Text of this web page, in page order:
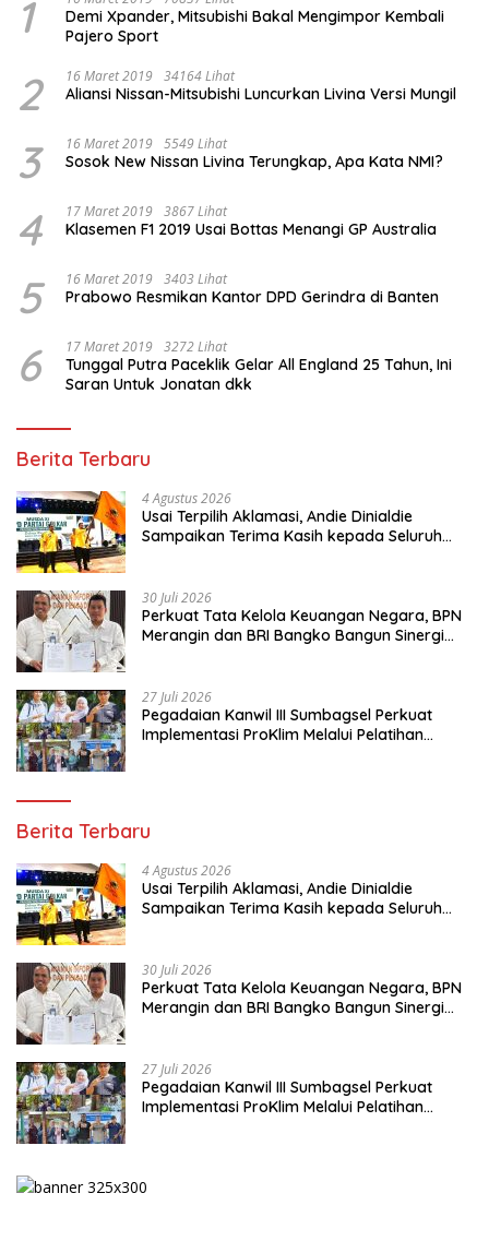
1
Demi Xpander, Mitsubishi Bakal Mengimpor Kembali
Pajero Sport
2 16 Maret 2019 34164 Lihat
Aliansi Nissan-Mitsubishi Luncurkan Livina Versi Mungil
3 16 Maret 2019 5549 Lihat
Sosok New Nissan Livina Terungkap, Apa Kata NMI?
4 17 Maret 2019 3867 Lihat
Klasemen F1 2019 Usai Bottas Menangi GP Australia
5 16 Maret 2019 3403 Lihat
Prabowo Resmikan Kantor DPD Gerindra di Banten
6 17 Maret 2019 3272 Lihat
Tunggal Putra Paceklik Gelar All England 25 Tahun, Ini
Saran Untuk Jonatan dkk
Berita Terbaru
4 Agustus 2026
Usai Terpilih Aklamasi, Andie Dinialdie
Sampaikan Terima Kasih kepada Seluruh
30 Juli 2026
Perkuat Tata Kelola Keuangan Negara, BPN
Merangin dan BRI Bangko Bangun Sinergi
27 Juli 2026
Pegadaian Kanwil III Sumbagsel Perkuat
Implementasi ProKlim Melalui Pelatihan
Berita Terbaru
4 Agustus 2026
Usai Terpilih Aklamasi, Andie Dinialdie
Sampaikan Terima Kasih kepada Seluruh
30 Juli 2026
Perkuat Tata Kelola Keuangan Negara, BPN
Merangin dan BRI Bangko Bangun Sinergi
27 Juli 2026
Pegadaian Kanwil III Sumbagsel Perkuat
Implementasi ProKlim Melalui Pelatihan